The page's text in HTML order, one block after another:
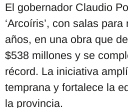
El gobernador Claudio
‘Arcoíris’, con salas
años, en una obra que
$538 millones y se
récord. La iniciativa
temprana y fortalece la
la provincia.